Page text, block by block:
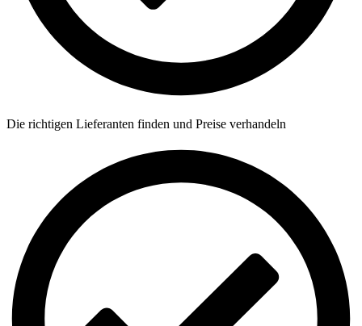
Die richtigen Lieferanten finden und Preise verhandeln